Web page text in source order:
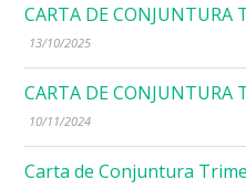
CARTA DE CONJUNTURA
13/10/2025
CARTA DE CONJUNTURA
10/11/2024
Carta de Conjuntura